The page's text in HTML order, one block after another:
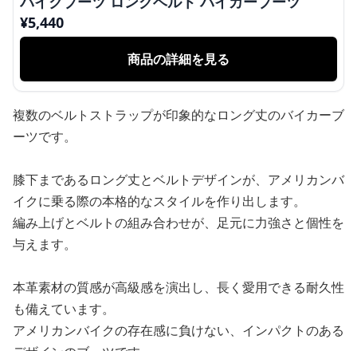
¥5,440
商品の詳細を見る
複数のベルトストラップが印象的なロング丈のバイカーブ
ーツです。
膝下まであるロング丈とベルトデザインが、アメリカンバ
イクに乗る際の本格的なスタイルを作り出します。
編み上げとベルトの組み合わせが、足元に力強さと個性を
与えます。
本革素材の質感が高級感を演出し、長く愛用できる耐久性
も備えています。
アメリカンバイクの存在感に負けない、インパクトのある